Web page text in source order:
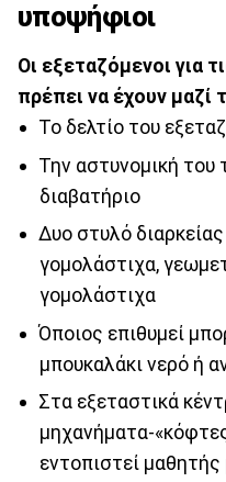
υποψήφιοι
Οι εξεταζόμενοι για
πρέπει να έχουν μαζί
Το δελτίο του
Την αστυνομική του
διαβατήριο
Δυο στυλό
γομολάστιχα,
γομολάστιχα
Όποιος επιθυμεί
μπουκαλάκι νερό ή
Στα εξεταστικά
μηχανήματα-
εντοπιστεί